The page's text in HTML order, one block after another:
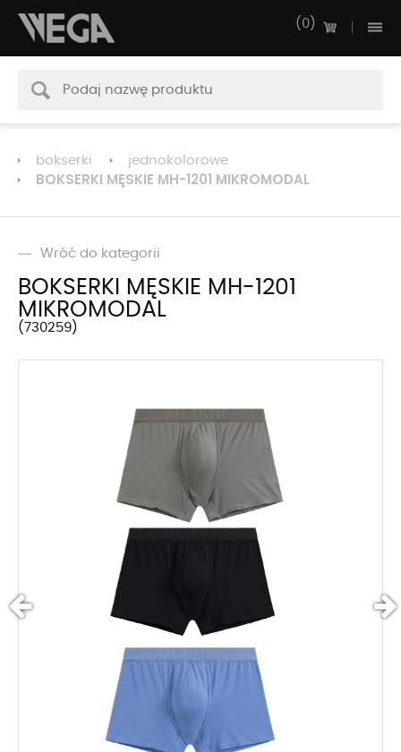
0
bokserki jednokolorowe
BOKSERKI MĘSKIE MH-1201 MIKROMODAL
Wróć do kategorii
BOKSERKI MĘSKIE MH-1201
MIKROMODAL
730259